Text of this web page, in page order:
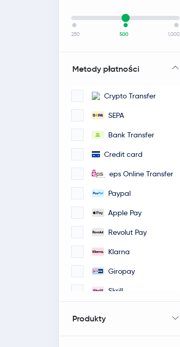
250 500 1,000
Metody płatności
Crypto Transfer
SEPA
Bank Transfer
Credit card
eps Online Transfer
Paypal
Apple Pay
Revolut Pay
Klarna
Giropay
Skrill
Produkty